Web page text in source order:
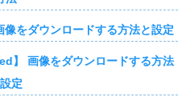
をダウンロードする方法と設定
】 画像をダウンロードする方法
定